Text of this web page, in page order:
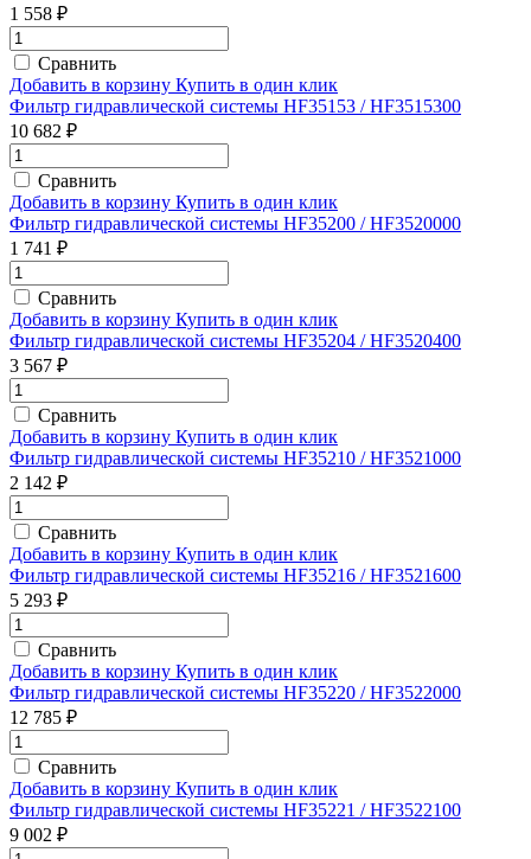
1 558 ₽
Сравнить
Добавить в корзину Купить в один клик
Фильтр гидравлической системы HF35153 / HF3515300
10 682 ₽
Сравнить
Добавить в корзину Купить в один клик
Фильтр гидравлической системы HF35200 / HF3520000
1 741 ₽
Сравнить
Добавить в корзину Купить в один клик
Фильтр гидравлической системы HF35204 / HF3520400
3 567 ₽
Сравнить
Добавить в корзину Купить в один клик
Фильтр гидравлической системы HF35210 / HF3521000
2 142 ₽
Сравнить
Добавить в корзину Купить в один клик
Фильтр гидравлической системы HF35216 / HF3521600
5 293 ₽
Сравнить
Добавить в корзину Купить в один клик
Фильтр гидравлической системы HF35220 / HF3522000
12 785 ₽
Сравнить
Добавить в корзину Купить в один клик
Фильтр гидравлической системы HF35221 / HF3522100
9 002 ₽